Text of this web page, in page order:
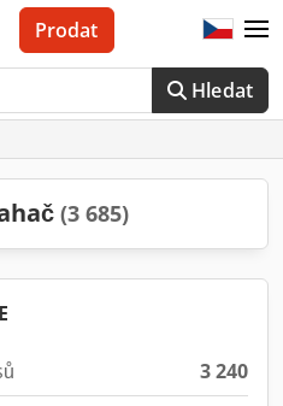
Hledat
Prodat
(3 685)
3 240